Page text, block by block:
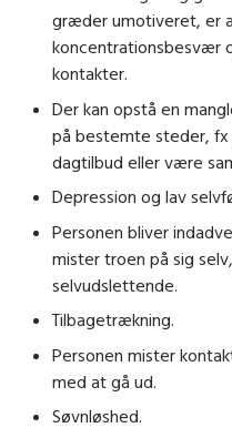
græder umotiveret, er
koncentrationsbesvær
kontakter.
Der kan opstå en
på bestemte steder, fx
dagtilbud eller være
Depression og lav
Personen bliver
mister troen på sig
selvudslettende.
Tilbagetrækning.
Personen mister
med at gå ud.
Søvnløshed.